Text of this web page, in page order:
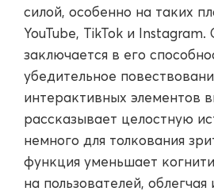
силой, особенно на таких
YouTube, TikTok и Instagram.
заключается в его
убедительное
интерактивных элементов
рассказывает целостную
немного для толкования
функция уменьшает
на пользователей,